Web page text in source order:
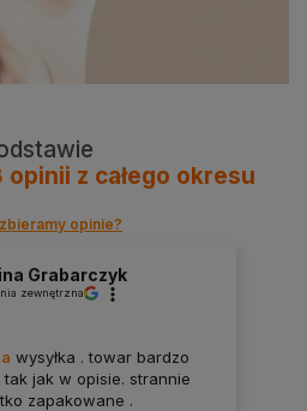
opinii z całego okresu
opinie?
Grabarczyk
zewnętrzna
wysyłka . towar bardzo
jak w opisie. strannie
zapakowane .